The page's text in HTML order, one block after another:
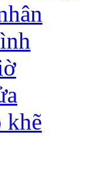
khẽ